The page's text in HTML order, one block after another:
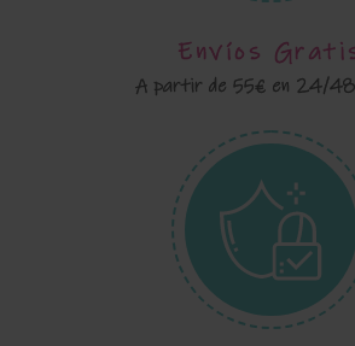
Envíos
A partir de 55€ en 24/